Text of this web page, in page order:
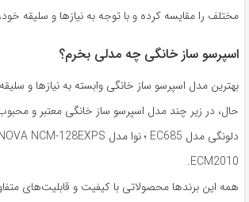
مختلف را مقایسه کرده و با توجه به نیازها و سلیقه
اسپرسو ساز خانگی چه مدلی بخرم؟
بهترین مدل اسپرسو ساز خانگی وابسته به نیازها و
حال، در زیر چند مدل اسپرسو ساز خانگی معتبر و
ECM2010.
همه این برندها محصولاتی با کیفیت و قابلیت‌های